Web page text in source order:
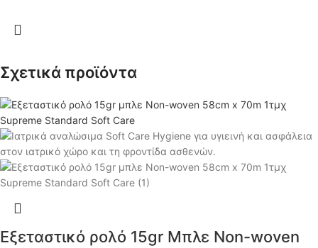
Σχετικά προϊόντα
Εξεταστικό ρολό 15gr Μπλε Non-woven